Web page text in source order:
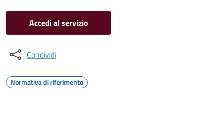
Accedi al servizio
Condividi
Normativa di riferimento